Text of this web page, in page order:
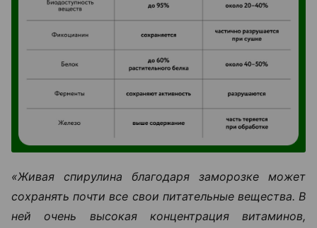
«Живая спирулина благодаря заморозке может
сохранять почти все свои питательные вещества. В
ней очень высокая концентрация витаминов,